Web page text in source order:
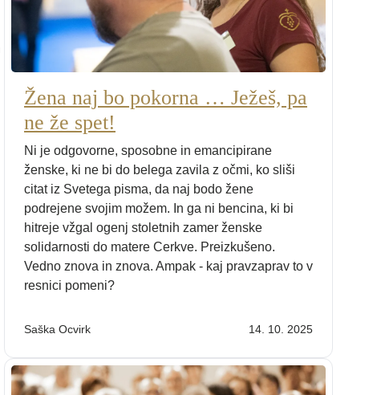
Žena naj bo pokorna … Ježeš, pa
ne že spet!
Ni je odgovorne, sposobne in emancipirane
ženske, ki ne bi do belega zavila z očmi, ko sliši
citat iz Svetega pisma, da naj bodo žene
podrejene svojim možem. In ga ni bencina, ki bi
hitreje vžgal ogenj stoletnih zamer ženske
solidarnosti do matere Cerkve. Preizkušeno.
Vedno znova in znova. Ampak - kaj pravzaprav to v
resnici pomeni?
Saška Ocvirk 14. 10. 2025